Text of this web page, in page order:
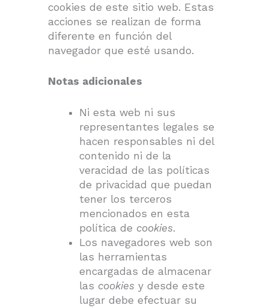
cookies de este sitio web. Estas
acciones se realizan de forma
diferente en función del
navegador que esté usando.
Notas adicionales
Ni esta web ni sus
representantes legales se
hacen responsables ni del
contenido ni de la
veracidad de las políticas
de privacidad que puedan
tener los terceros
mencionados en esta
política de cookies.
Los navegadores web son
las herramientas
encargadas de almacenar
las cookies y desde este
lugar debe efectuar su